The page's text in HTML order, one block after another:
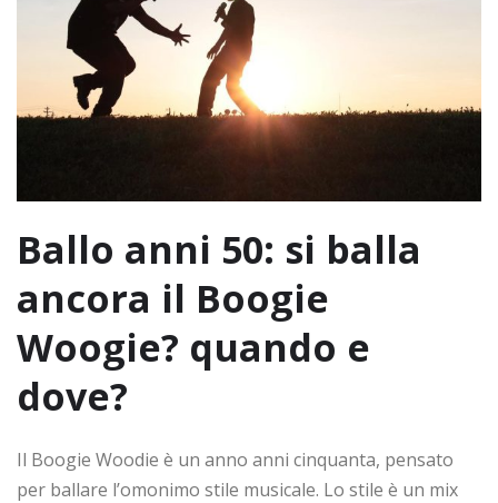
Ballo anni 50: si balla
ancora il Boogie
Woogie? quando e
dove?
Il Boogie Woodie è un anno anni cinquanta, pensato
per ballare l’omonimo stile musicale. Lo stile è un mix